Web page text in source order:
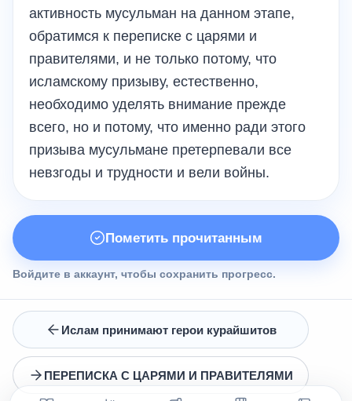
активность мусульман на данном этапе,
обратимся к переписке с царями и
правителями, и не только потому, что
исламскому призыву, естественно,
необходимо уделять внимание прежде
всего, но и потому, что именно ради этого
призыва мусульмане претерпевали все
невзгоды и трудности и вели войны.
Пометить прочитанным
Войдите в аккаунт, чтобы сохранить прогресс.
Ислам принимают герои курайшитов
ПЕРЕПИСКА С ЦАРЯМИ И ПРАВИТЕЛЯМИ